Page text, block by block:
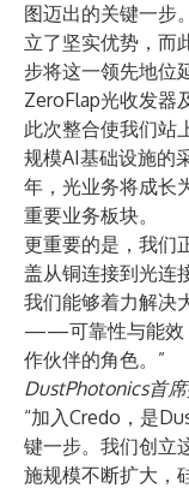
图迈出的关键一步
立了坚实优势，而
步将这一领先地位
ZeroFlap光收发器
此次整合使我们站
规模AI基础设施的
年，光业务将成长
重要业务板块。
更重要的是，我们
盖从铜连接到光连
我们能够着力解决
——可靠性与能效
作伙伴的角色。”
DustPhotonics首
“加入Credo，是
键一步。我们创立
施规模不断扩大，